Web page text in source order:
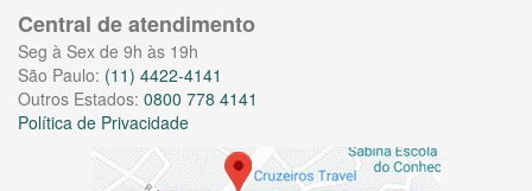
Central de atendimento
Seg à Sex de 9h às 19h
São Paulo: (11) 4422-4141
Outros Estados: 0800 778 4141
Política de Privacidade